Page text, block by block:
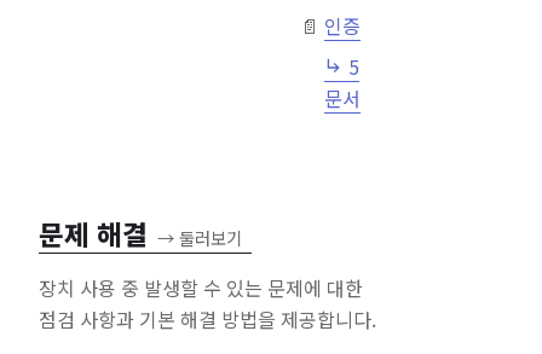
인증
5
문서
문제 해결 →둘러보기
장치 사용 중 발생할 수 있는 문제에 대한
점검 사항과 기본 해결 방법을 제공합니다.